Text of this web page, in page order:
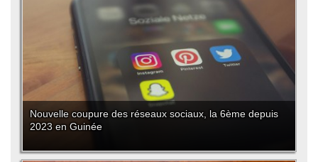
Nouvelle coupure des réseaux sociaux, la 6ème depuis
2023 en Guinée